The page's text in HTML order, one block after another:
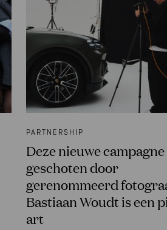
PARTNERSHIP
Deze nieuwe campagne
geschoten door
gerenommeerd
Bastiaan Woudt is een
art